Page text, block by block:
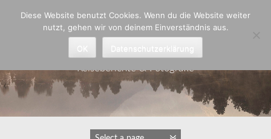
Astrid Padberg
Reiseberichte & Fotografie
Diese Website benutzt Cookies. Wenn du die Website weiter
nutzt, gehen wir von deinem Einverständnis aus.